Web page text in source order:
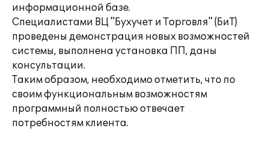
информационной базе.
Специалистами ВЦ "Бухучет и Торговля" (БиТ)
проведены демонстрация новых возможностей
системы, выполнена установка ПП, даны
консультации.
Таким образом, необходимо отметить, что по
своим функциональным возможностям
программный полностью отвечает
потребностям клиента.